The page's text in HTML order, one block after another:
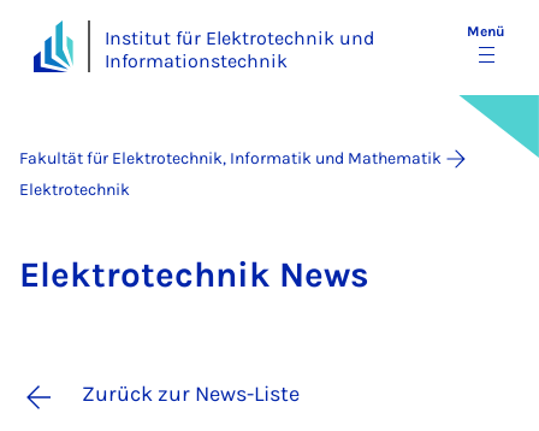
Institut für Elektrotechnik und
Informationstechnik
Menü
Fakultät für Elektrotechnik, Informatik und Mathematik
Elektrotechnik
Elek­tro­tech­nik News
Zurück zur News-Liste